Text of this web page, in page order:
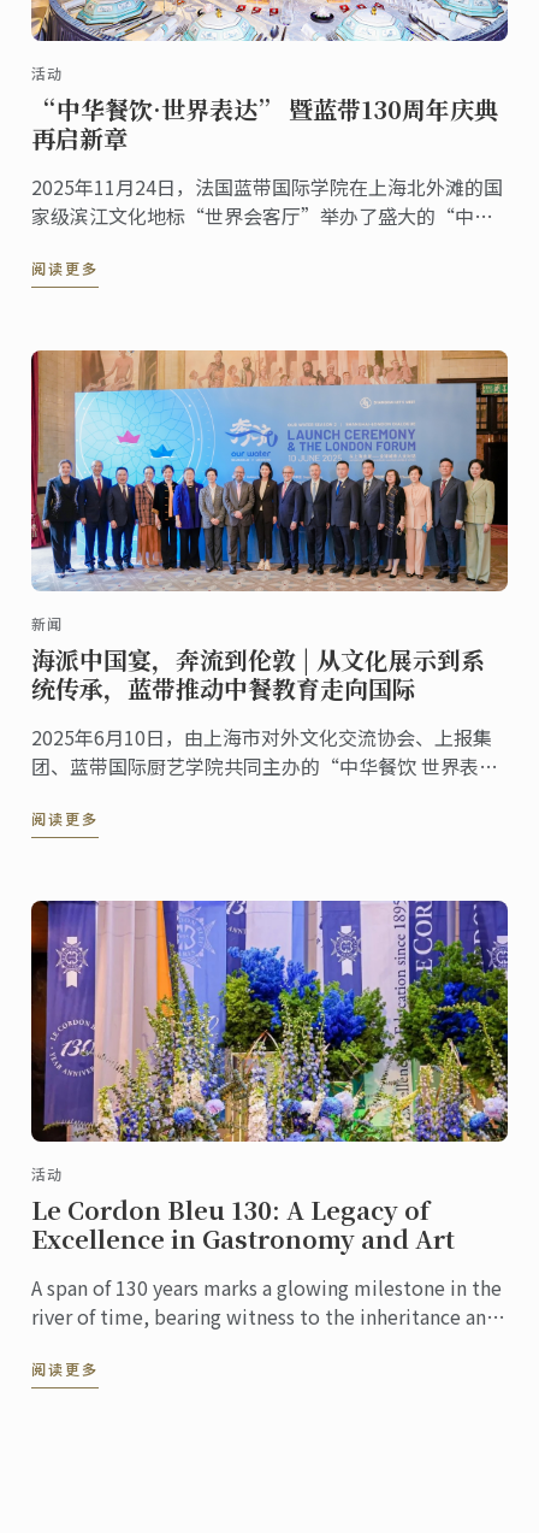
活动
“中华餐饮·世界表达” 暨蓝带130周年庆典
再启新章
2025年11月24日，法国蓝带国际学院在上海北外滩的国
家级滨江文化地标“世界会客厅”举办了盛大的“中华
家的驻沪总领事、国际友人，以及来自艺术、文化等各
阅读更多
新闻
海派中国宴，奔流到伦敦 | 从文化展示到系
统传承，蓝带推动中餐教育走向国际
2025年6月10日，由上海市对外文化交流协会、上报集
团、蓝带国际厨艺学院共同主办的“中华餐饮 世界表达
蓝带伦敦概念餐厅The CORD by Le Cordon ...
阅读更多
活动
Le Cordon Bleu 130: A Legacy of
Excellence in Gastronomy and Art
A span of 130 years marks a glowing milestone in the
river of time, bearing witness to the inheritance and
阅读更多